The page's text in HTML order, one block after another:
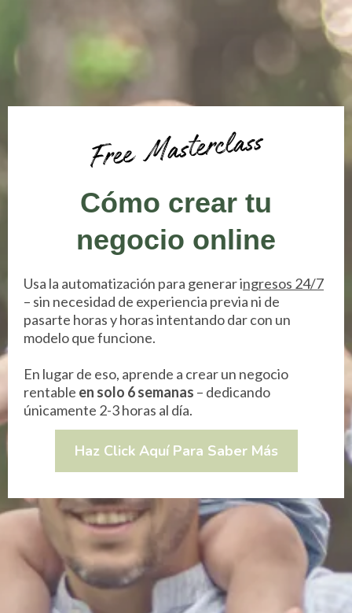
Cómo crear tu
negocio online
Usa la automatización para generar ingresos 24/7
– sin necesidad de experiencia previa ni de
pasarte horas y horas intentando dar con un
modelo que funcione.
En lugar de eso, aprende a crear un negocio
rentable en solo 6 semanas – dedicando
únicamente 2-3 horas al día.
Haz Click Aquí Para Saber Más